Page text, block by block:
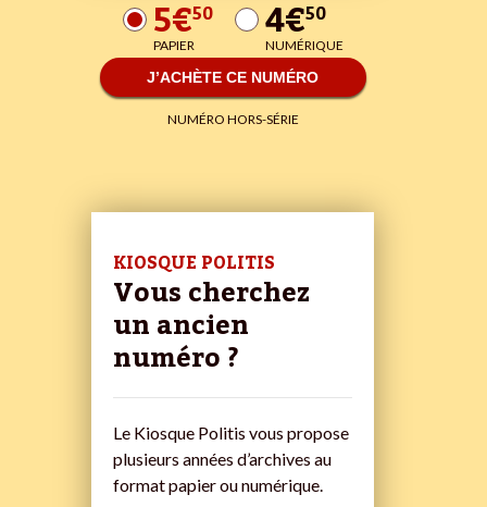
5€50
PAPIER 4€50
NUMÉRIQUE
J’ACHÈTE CE NUMÉRO
NUMÉRO HORS-SÉRIE
KIOSQUE POLITIS
Vous cherchez
un ancien
numéro ?
Le Kiosque Politis vous propose
plusieurs années d’archives au
format papier ou numérique.